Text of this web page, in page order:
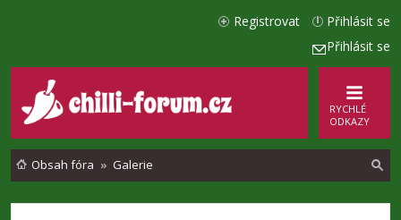
Přihlásit se
Přihlásit se
Registrovat
RYCHLÉ
ODKAZY
Obsah fóra Galerie